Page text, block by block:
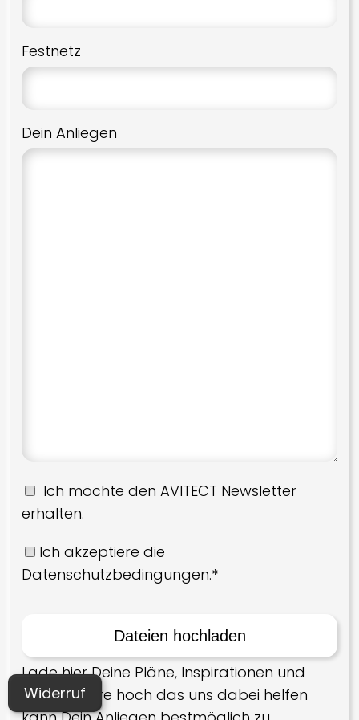
Festnetz
Dein Anliegen
Ich möchte den AVITECT Newsletter
erhalten.
Ich akzeptiere die
Datenschutzbedingungen.*
Lade hier Deine Pläne, Inspirationen und
alles Weitere hoch das uns dabei helfen
Widerruf